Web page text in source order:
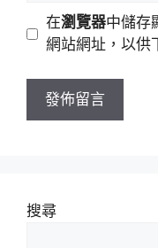
址
站
址
在瀏覽器中儲存
網站網址，以供
搜尋